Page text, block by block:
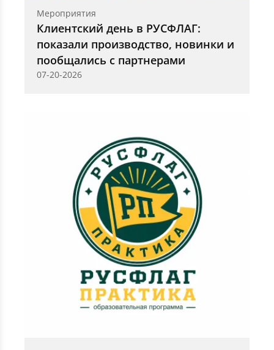
Мероприятия
Клиентский день в РУСФЛАГ:
показали производство, новинки и
пообщались с партнерами
07-20-2026